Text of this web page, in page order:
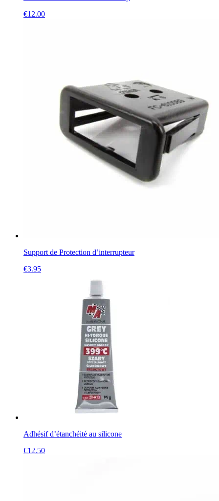
€12.00
Support de Protection d’interrupteur
€3.95
Adhésif d’étanchéité au silicone
€12.50